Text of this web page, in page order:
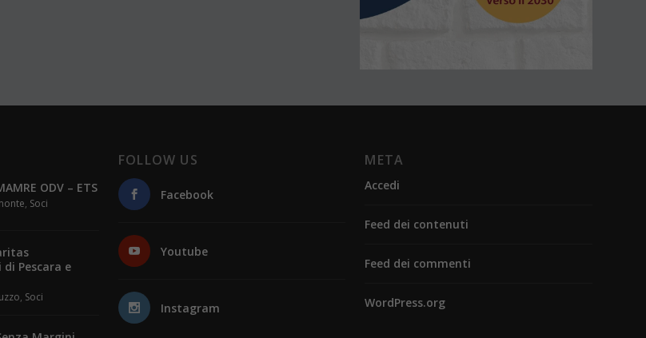
ODV – ETS
, Soci
di Pescara e
, Soci
FOLLOW US
Facebook
Youtube
Instagram
META
Accedi
Feed dei contenuti
Feed dei commenti
WordPress.org